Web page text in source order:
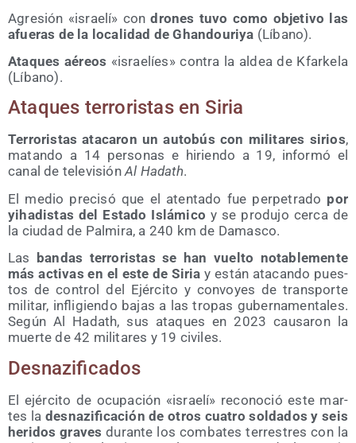
Agre­sión «israe­lí» condro­nes tuvo como obje­ti­vo las
afue­ras de la loca­li­dad de Ghan­dou­ri­ya (Líbano).
Ata­ques aéreos «israe­líes» con­tra la aldea de Kfar­ke­la
(Líbano).
Ata­ques terro­ris­tas en Siria
Terro­ris­tas ata­ca­ron un auto­bús con mili­ta­res sirios,
matan­do a 14 per­so­nas e hirien­do a 19, infor­mó el
canal de tele­vi­siónAl Hadath.
El medio pre­ci­só que el aten­ta­do fue per­pe­tra­do por
yiha­dis­tas del Esta­do Islá­mi­co y se pro­du­jo cer­ca de
la ciu­dad de Pal­mi­ra, a 240 km de Damasco.
Las
ban­das terro­ris­tas se han vuel­to nota­ble­men­te
más acti­vas en el este de Siria y están ata­can­do pues­
tos de con­trol del Ejér­ci­to y con­vo­yes de trans­por­te
mili­tar, infli­gien­do bajas a las tro­pas guber­na­men­ta­les.
Según Al Hadath, sus ata­ques en 2023 cau­sa­ron la
muer­te de 42 mili­ta­res y 19 civiles.
Des­na­zi­fi­ca­dos
El ejér­ci­to de ocu­pa­ción «israe­lí» reco­no­ció este mar­
tes la des­na­zi­fi­ca­ción de otros cua­tro sol­da­dos y seis
heri­dos gra­ves duran­te los com­ba­tes terres­tres con la